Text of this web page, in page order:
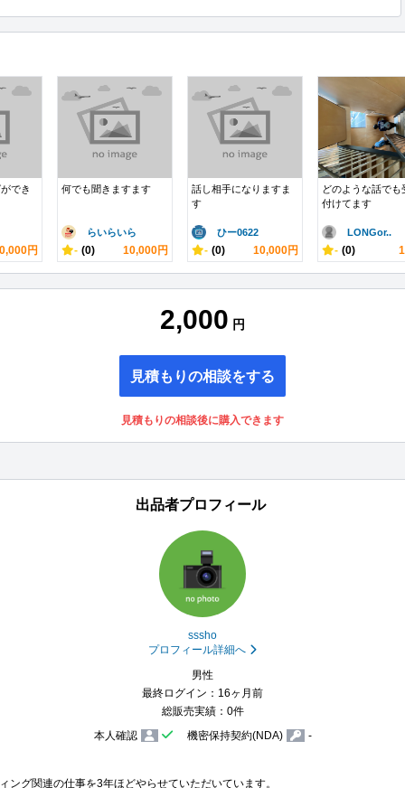
でき
円
何でも聞きますます
らいらいら
- (0) 10,000円
話し相手になりますま
す
ひー0622
- (0) 10,000円
どのような話でも
付けてます
LONGor..
- (0)
2,000 円
見積もりの相談をする
見積もりの相談後に購入できます
出品者プロフィール
sssho
プロフィール詳細へ
男性
最終ログイン：16ヶ月前
総販売実績：0件
本人確認
機密保持契約(NDA) -
ング関連の仕事を3年ほどやらせていただいています。